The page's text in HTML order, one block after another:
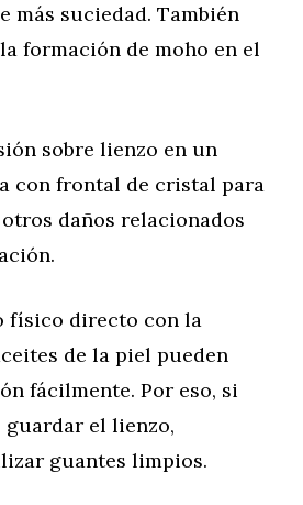
más suciedad. También
formación de moho en el
sobre lienzo en un
con frontal de cristal para
daños relacionados
físico directo con la
de la piel pueden
fácilmente. Por eso, si
guardar el lienzo,
guantes limpios.